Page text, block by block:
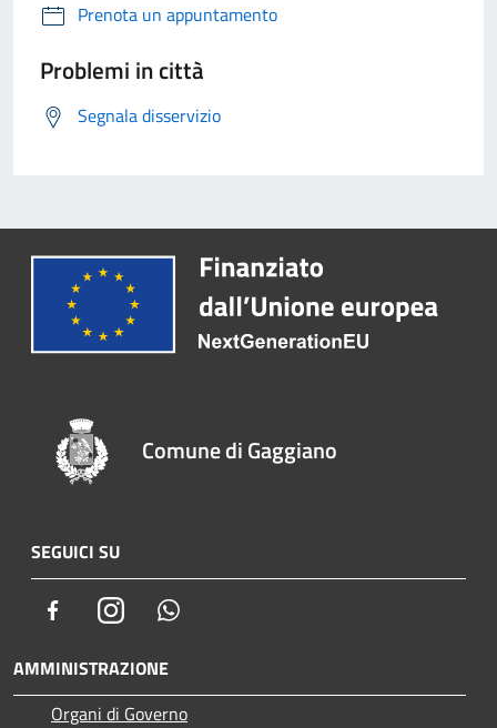
Prenota un appuntamento
Problemi in città
Segnala disservizio
Comune di Gaggiano
SEGUICI SU
FacebookInstagram
AMMINISTRAZIONE
Organi di Governo